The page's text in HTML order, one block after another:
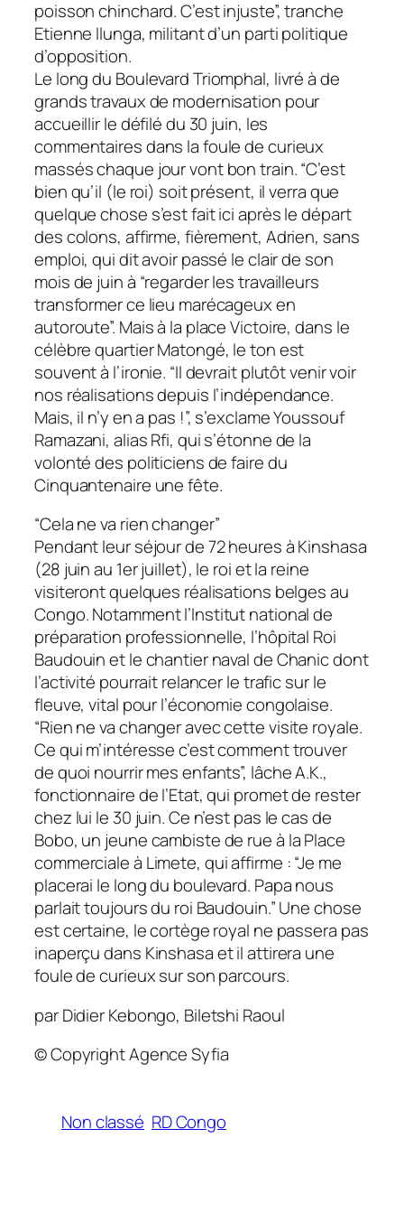
poisson chinchard. C’est injuste”, tranche
Etienne Ilunga, militant d’un parti politique
d’opposition.
Le long du Boulevard Triomphal, livré à de
grands travaux de modernisation pour
accueillir le défilé du 30 juin, les
commentaires dans la foule de curieux
massés chaque jour vont bon train. “C’est
bien qu’il (le roi) soit présent, il verra que
quelque chose s’est fait ici après le départ
des colons, affirme, fièrement, Adrien, sans
emploi, qui dit avoir passé le clair de son
mois de juin à “regarder les travailleurs
transformer ce lieu marécageux en
autoroute”. Mais à la place Victoire, dans le
célèbre quartier Matongé, le ton est
souvent à l’ironie. “Il devrait plutôt venir voir
nos réalisations depuis l’indépendance.
Mais, il n’y en a pas !”, s’exclame Youssouf
Ramazani, alias Rfi, qui s’étonne de la
volonté des politiciens de faire du
Cinquantenaire une fête.
“Cela ne va rien changer”
Pendant leur séjour de 72 heures à Kinshasa
(28 juin au 1er juillet), le roi et la reine
visiteront quelques réalisations belges au
Congo. Notamment l’Institut national de
préparation professionnelle, l’hôpital Roi
Baudouin et le chantier naval de Chanic dont
l’activité pourrait relancer le trafic sur le
fleuve, vital pour l’économie congolaise.
“Rien ne va changer avec cette visite royale.
Ce qui m’intéresse c’est comment trouver
de quoi nourrir mes enfants”, lâche A.K.,
fonctionnaire de l’Etat, qui promet de rester
chez lui le 30 juin. Ce n’est pas le cas de
Bobo, un jeune cambiste de rue à la Place
commerciale à Limete, qui affirme : “Je me
placerai le long du boulevard. Papa nous
parlait toujours du roi Baudouin.” Une chose
est certaine, le cortège royal ne passera pas
inaperçu dans Kinshasa et il attirera une
foule de curieux sur son parcours.
par Didier Kebongo, Biletshi Raoul
© Copyright Agence Syfia
Non classé RD Congo